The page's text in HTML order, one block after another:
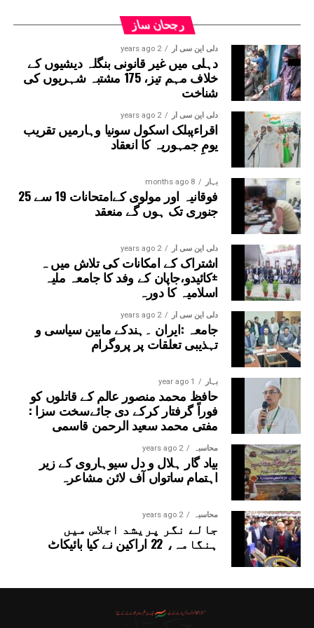
رجحان ساز
دلی این سی آر 2 years ago
دہلی میں غیر قانونی بنگلہ دیشیوں کے
خلاف مہم تیز، 175 مشتبہ شہریوں کی
شناخت
دلی این سی آر 2 years ago
اقراءپبلک اسکول سونیا وہارمیں تقریب
یومِ جمہوریہ کا انعقاد
بہار 8 months ago
فوقانیہ اور مولوی کےامتحانات 19 سے 25
جنوری تک ہوں گے منعقد
دلی این سی آر 2 years ago
اشتراک کے امکانات کی تلاش میں ہ
±کائیدو،جاپان کے وفد کا جامعہ ملیہ
اسلامیہ کا دورہ
دلی این سی آر 2 years ago
جامعہ :ایران ۔ہندکے مابین سیاسی و
تہذیبی تعلقات پر پروگرام
بہار 1 year ago
حافظ محمد منصور عالم کے قاتلوں کو
فوراً گرفتار کرکے دی جائےسخت سزا :
مفتی محمد سعید الرحمن قاسمی
محاسبہ 2 years ago
بیاد گار ہلال و دل سیوہاروی کے زیر
اہتمام ساتواں آف لائن مشاعرہ
محاسبہ 2 years ago
جالے نگر پریشد اجلاس میں
ہنگامہ، 22 اراکین نے کیا بائیکاٹ